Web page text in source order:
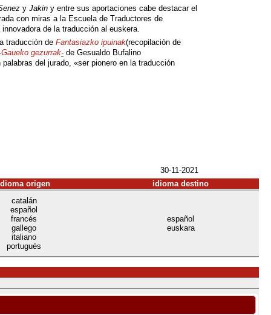
y Jakin y entre sus aportaciones cabe destacar el
con miras a la Escuela de Traductores de
de la traducción al euskera.
traducción de Fantasiazko ipuinak(recopilación de
Gaueko gezurrak- de Gesualdo Bufalino
del jurado, «ser pionero en la traducción
30-11-2021
origen
idioma destino
catalán
español
francés
gallego
italiano
portugués
español
euskara